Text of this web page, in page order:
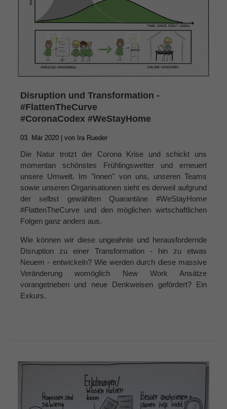
Disruption und Transformation -
#FlattenTheCurve
#CoronaCodex #WeStayHome
03. Mär 2020 | von Ira Rueder
Die Natur trotzt der Corona Krise und schickt uns
momentan schönstes Frühlingswetter und erneuert
unsere Umwelt. Im "Innen" von uns, unseren Teams
sowie unseren Organisationen sieht es derweil aufgrund
der selbst gewählten Quarantäne #WeStayHome
#FlattenTheCurve und den möglichen wirtschaftlichen
Folgen ganz anders aus.
Wie können wir diese ungeahnte und herausfordernde
Disruption zu einer Transformation - hin zu etwas
Neuem - entwickeln? Wie werden durch diese massive
Veränderung womöglich New Work Ansätze
vorangetrieben und neue Denkweisen gefördert? Ein
Exkurs.